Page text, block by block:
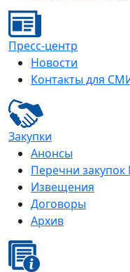
Пресс-центр
Новости
Контакты для
Закупки
Анонсы
Перечни
Извещения
Договоры
Архив